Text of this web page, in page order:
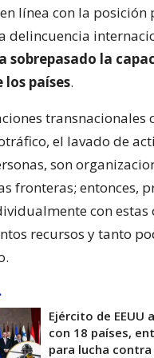
línea con la posición
delincuencia
sobrepasado la
los países.
transnacionales
el lavado de
son
fronteras; entonces,
con estas
recursos y tanto
Ejército de EEUU
con 18 países,
para lucha